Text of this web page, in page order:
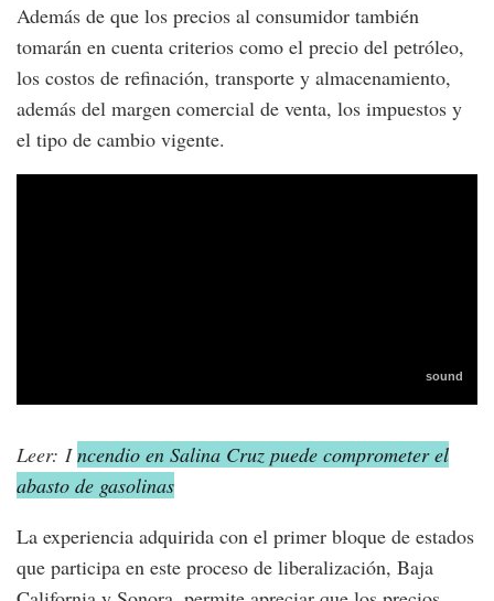
Además de que los precios al consumidor también
tomarán en cuenta criterios como el precio del petróleo,
los costos de refinación, transporte y almacenamiento,
además del margen comercial de venta, los impuestos y
el tipo de cambio vigente.
Leer: I ncendio en Salina Cruz puede comprometer el
abasto de gasolinas
La experiencia adquirida con el primer bloque de estados
que participa en este proceso de liberalización, Baja